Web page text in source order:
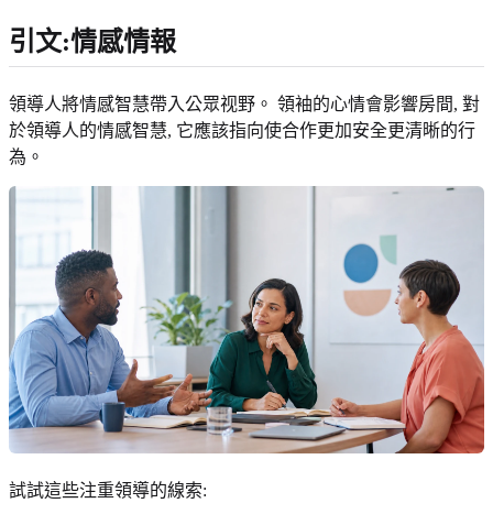
引文:情感情報
領導人將情感智慧帶入公眾视野。 領袖的心情會影響房間, 對
於領導人的情感智慧, 它應該指向使合作更加安全更清晰的行
為。
試試這些注重領導的線索: